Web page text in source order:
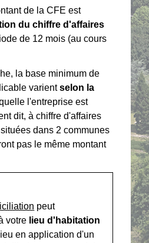
de la CFE est
du chiffre d'affaires
de 12 mois (au cours
la base minimum de
varientselon la
l'entreprise est
dit, à chiffre d'affaires
dans 2 communes
pas le même montant
peut
votre lieu d'habitation
en application d'un